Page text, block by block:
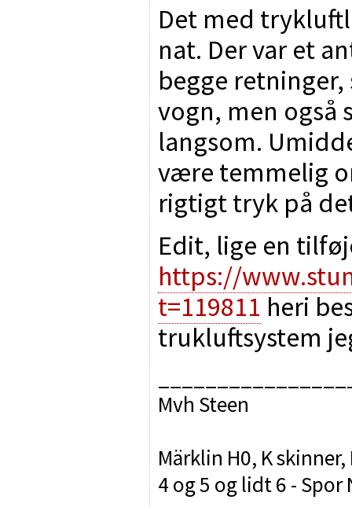
Det med
nat. Der var et
begge
vogn, men også
langsom.
være temmelig
rigtigt tryk på
Edit, lige en
https://
t=119811 heri
trukluftsystem
Mvh Steen
Märklin H0, K
4 og 5 og lidt 6 - Spor